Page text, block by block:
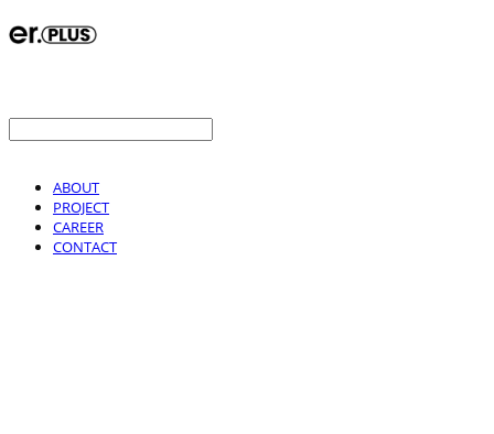
ABOUT
PROJECT
CAREER
CONTACT